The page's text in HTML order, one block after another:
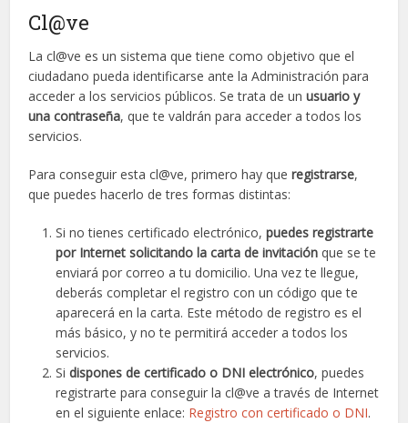
Cl@ve
La cl@ve es un sistema que tiene como objetivo que el
ciudadano pueda identificarse ante la Administración para
acceder a los servicios públicos. Se trata de unusuario y
una contraseña, que te valdrán para acceder a todos los
servicios.
Para conseguir esta cl@ve, primero hay queregistrarse,
que puedes hacerlo de tres formas distintas:
Si no tienes certificado electrónico, puedes registrarte
por Internet solicitando la carta de invitaciónque se te
enviará por correo a tu domicilio. Una vez te llegue,
deberás completar el registro con un código que te
aparecerá en la carta. Este método de registro es el
más básico, y no te permitirá acceder a todos los
servicios.
Sidispones de certificado o DNI electrónico, puedes
registrarte para conseguir la cl@ve a través de Internet
en el siguiente enlace: Registro con certificado o DNI.